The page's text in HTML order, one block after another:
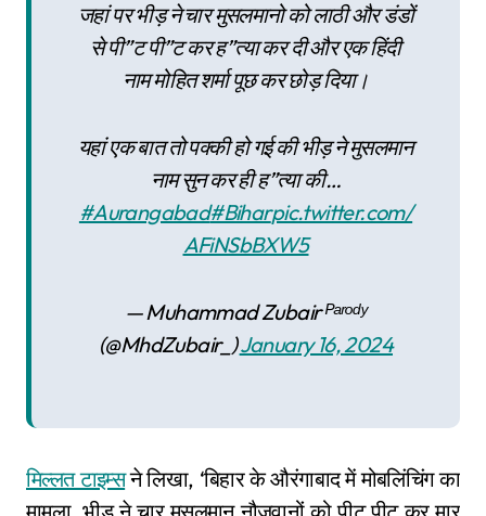
जहां पर भीड़ ने चार मुसलमानो को लाठी और डंडों
से पी”ट पी”ट कर ह”त्या कर दी और एक हिंदी
नाम मोहित शर्मा पूछ कर छोड़ दिया।
यहां एक बात तो पक्की हो गई की भीड़ ने मुसलमान
नाम सुन कर ही ह”त्या की…
#Aurangabad#Biharpic.twitter.com/
AFiNSbBXW5
— Muhammad Zubair ᴾᵃʳᵒᵈʸ
(@MhdZubair_)January 16, 2024
मिल्लत टाइम्सने लिखा, ‘बिहार के औरंगाबाद में मोबलिंचिंग का